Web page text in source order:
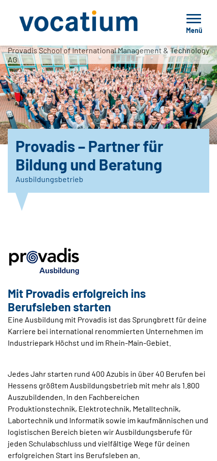
Menü
Provadis School of International Management & Technology
AG
Provadis – Partner für
Bildung und Beratung
Ausbildungsbetrieb
Mit Provadis erfolgreich ins
Berufsleben starten
Eine Ausbildung mit Provadis ist das Sprungbrett für deine
Karriere bei international renommierten Unternehmen im
Industriepark Höchst und im Rhein-Main-Gebiet.
Jedes Jahr starten rund 400 Azubis in über 40 Berufen bei
Hessens größtem Ausbildungsbetrieb mit mehr als 1.800
Auszubildenden. In den Fachbereichen
Produktionstechnik, Elektrotechnik, Metalltechnik,
Labortechnik und Informatik sowie im kaufmännischen und
logistischen Bereich bieten wir Ausbildungsberufe für
jeden Schulabschluss und vielfältige Wege für deinen
erfolgreichen Start ins Berufsleben an.